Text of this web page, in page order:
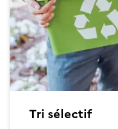
Tri sélectif